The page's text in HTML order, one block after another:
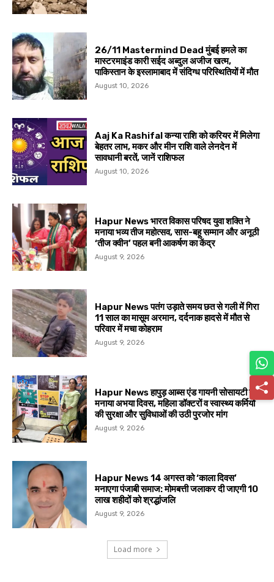
26/11 Mastermind Dead मुंबई हमले का
मास्टरमाइंड कारी सईद अब्दुल अजीज खत्म,
पाकिस्तान के इस्लामाबाद में संदिग्ध परिस्थितियों में मौत
August 10, 2026
Aaj Ka Rashifal कन्या राशि को करियर में मिलेगा
बेहतर लाभ, मकर और मीन राशि वाले लेनदेन में
सावधानी बरतें, जानें राशिफल
August 10, 2026
Hapur News भारत विकास परिषद युवा शक्ति ने
मनाया भव्य तीज महोत्सव, सास-बहू सम्मान और अनूठी
‘तीज क्वीन’ पहल बनी आकर्षण का केंद्र
August 9, 2026
Hapur News पतंग उड़ाते समय छत से गली में गिरा
11 साल का मासूम अरमान, दर्दनाक हादसे में मौत से
परिवार में मचा कोहराम
August 9, 2026
Hapur News हापुड़ आब्स एंड गायनी सोसायटी ने
मनाया अभया दिवस, महिला डॉक्टरों व स्वास्थ्य कर्मियों
की सुरक्षा और सुविधाओं की उठी पुरजोर मांग
August 9, 2026
Hapur News 14 अगस्त को ‘काला दिवस’
मनाएगा पंजाबी समाज: मोमबत्ती जलाकर दी जाएगी 10
लाख शहीदों को श्रद्धांजलि
August 9, 2026
Load more